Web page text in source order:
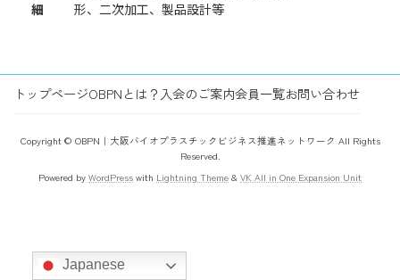
細
形、二次加工、製品設計等
トップページOBPNとは？ 入会のご案内会員一覧お問い合わせ
Copyright © OBPN｜大阪バイオプラスチックビジネス推進ネットワーク All Rights
Reserved.
Powered by WordPress with Lightning Theme & VK All in One Expansion Unit
Japanese